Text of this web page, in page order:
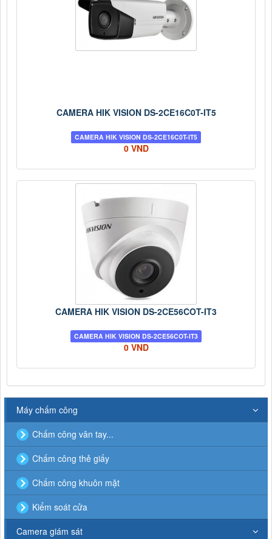
CAMERA HIK VISION DS-2CE16C0T-IT5
CAMERA HIK VISION DS-2CE16C0T-IT5
0 VND
CAMERA HIK VISION DS-2CE56COT-IT3
CAMERA HIK VISION DS-2CE56COT-IT3
0 VND
Máy chấm công
Chấm công vân tay...
Chấm công thẻ giấy
Chấm công khuôn mặt
Kiểm soát cửa
Camera giám sát